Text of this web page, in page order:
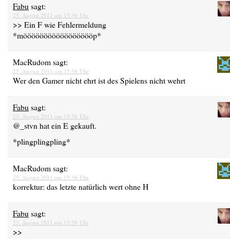
Fabu sagt:
25. August 2011 um 15:36 Uhr
>> Ein F wie Fehlermeldung
*möööööööööööööööööp*
MacRudom sagt:
25. August 2011 um 15:38 Uhr
Wer den Gamer nicht ehrt ist des Spielens nicht wehrt
Fabu sagt:
25. August 2011 um 15:38 Uhr
@_stvn hat ein E gekauft.
*plingplingpling*
MacRudom sagt:
25. August 2011 um 15:38 Uhr
korrektur: das letzte natürlich wert ohne H
Fabu sagt:
25. August 2011 um 15:39 Uhr
>>